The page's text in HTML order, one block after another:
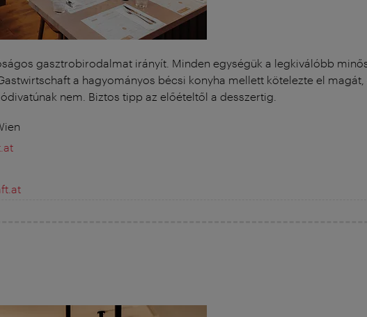
gasztrobirodalmat irányít. Minden egységük a legkiválóbb
a hagyományos bécsi konyha mellett kötelezte el
nem. Biztos tipp az előételtől a desszertig.